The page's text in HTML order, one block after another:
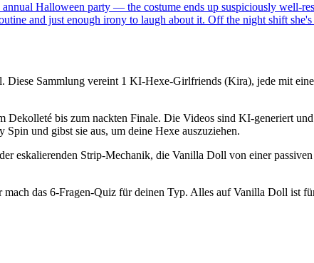
Halloween party — the costume ends up suspiciously well-
and just enough irony to laugh about it. Off the night shift
Sammlung vereint 1 KI-Hexe-Girlfriends (Kira), jede mit
Dekolleté bis zum nackten Finale. Die Videos sind KI-generiert
und gibst sie aus, um deine Hexe auszuziehen.
eskalierenden Strip-Mechanik, die Vanilla Doll von einer
mach das 6-Fragen-Quiz für deinen Typ. Alles auf Vanilla Doll ist